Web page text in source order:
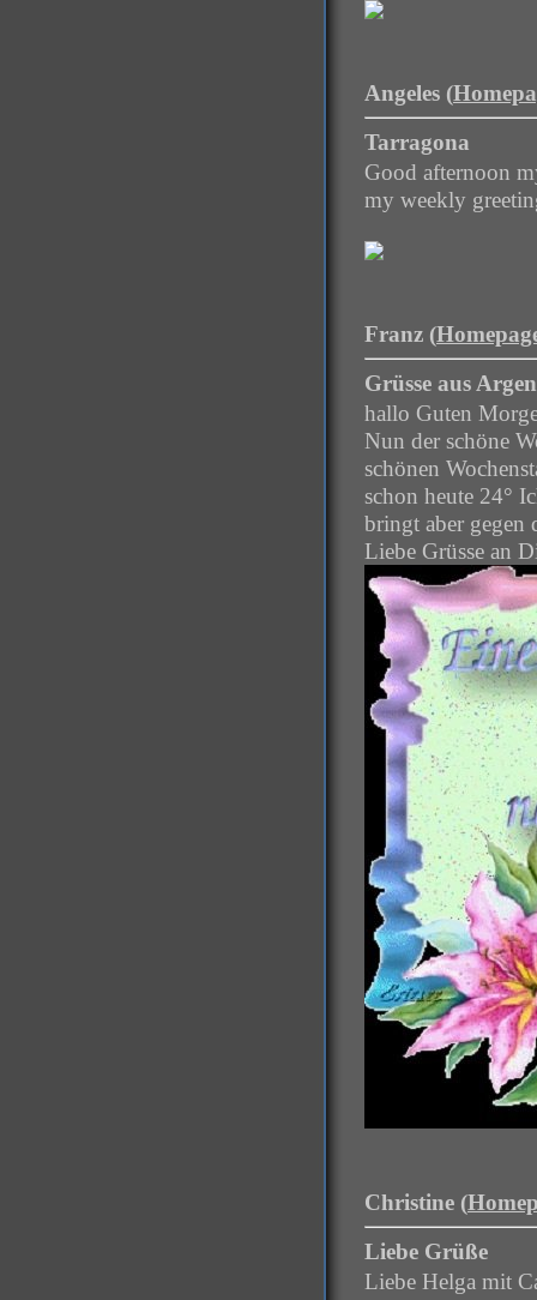
Angeles (
Tarragona
Good afternoon
my weekly
Franz (
Grüsse aus
hallo Guten
Nun der schöne
schönen
schon heute 24°
bringt aber
Liebe Grüsse an
Christine (
Liebe Grüße
Liebe Helga mit